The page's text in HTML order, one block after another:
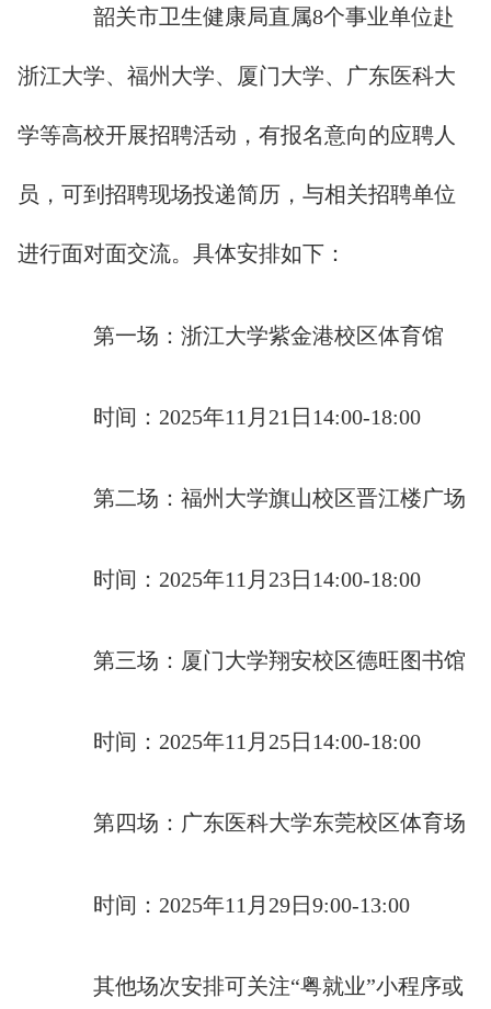
韶关市卫生健康局直属8个事业单位赴
浙江大学、福州大学、厦门大学、广东医科大
学等高校开展招聘活动，有报名意向的应聘人
员，可到招聘现场投递简历，与相关招聘单位
进行面对面交流。具体安排如下：
第一场：浙江大学紫金港校区体育馆
时间：2025年11月21日14:00-18:00
第二场：福州大学旗山校区晋江楼广场
时间：2025年11月23日14:00-18:00
第三场：厦门大学翔安校区德旺图书馆
时间：2025年11月25日14:00-18:00
第四场：广东医科大学东莞校区体育场
时间：2025年11月29日9:00-13:00
其他场次安排可关注“粤就业”小程序或